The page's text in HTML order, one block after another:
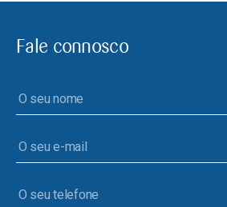
Fale connosco